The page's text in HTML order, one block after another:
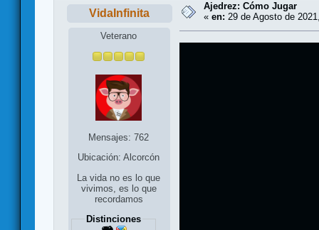
VidaInfinita
Veterano
Mensajes: 762
Ubicación: Alcorcón
La vida no es lo que
vivimos, es lo que
recordamos
Distinciones
Ajedrez: Cómo Jugar
« en: 29 de Agosto de